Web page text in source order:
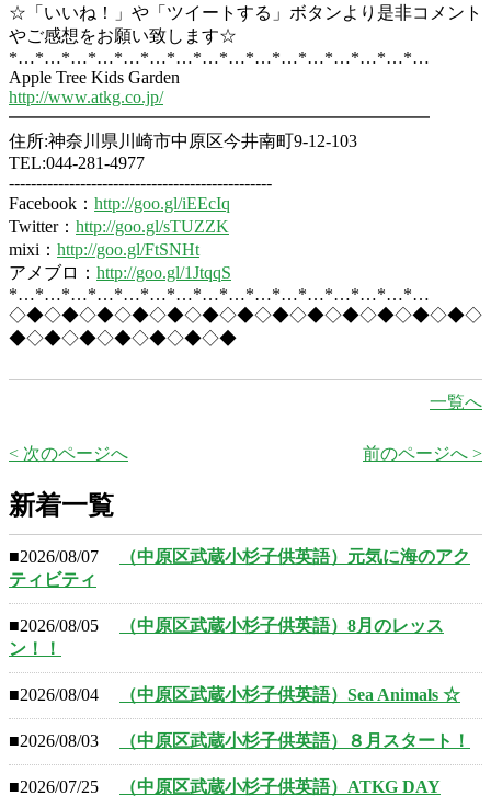
☆「いいね！」や「ツイートする」ボタンより是非コメント
やご感想をお願い致します☆
*…*…*…*…*…*…*…*…*…*…*…*…*…*…*…*…
Apple Tree Kids Garden
http://www.atkg.co.jp/
━━━━━━━━━━━━━━━━━━━━━━━━
住所:神奈川県川崎市中原区今井南町9-12-103
TEL:044-281-4977
------------------------------------------------
Facebook： http://goo.gl/iEEcIq
Twitter： http://goo.gl/sTUZZK
mixi： http://goo.gl/FtSNHt
アメブロ： http://goo.gl/1JtqqS
*…*…*…*…*…*…*…*…*…*…*…*…*…*…*…*…
◇◆◇◆◇◆◇◆◇◆◇◆◇◆◇◆◇◆◇◆◇◆◇◆◇◆◇
◆◇◆◇◆◇◆◇◆◇◆◇◆
一覧へ
< 次のページへ 前のページへ >
新着一覧
■2026/08/07
（中原区武蔵小杉子供英語）元気に海のアク
ティビティ
■2026/08/05
（中原区武蔵小杉子供英語）8月のレッス
ン！！
■2026/08/04 （中原区武蔵小杉子供英語）Sea Animals ☆
■2026/08/03 （中原区武蔵小杉子供英語）８月スタート！
■2026/07/25 （中原区武蔵小杉子供英語）ATKG DAY